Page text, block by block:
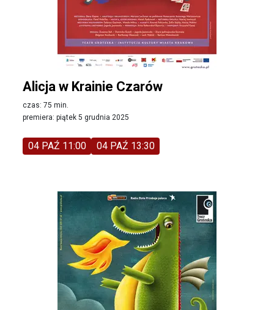
Alicja w Krainie Czarów
czas: 75 min.
premiera: piątek 5 grudnia 2025
04 PAŹ 11:00 04 PAŹ 13:30